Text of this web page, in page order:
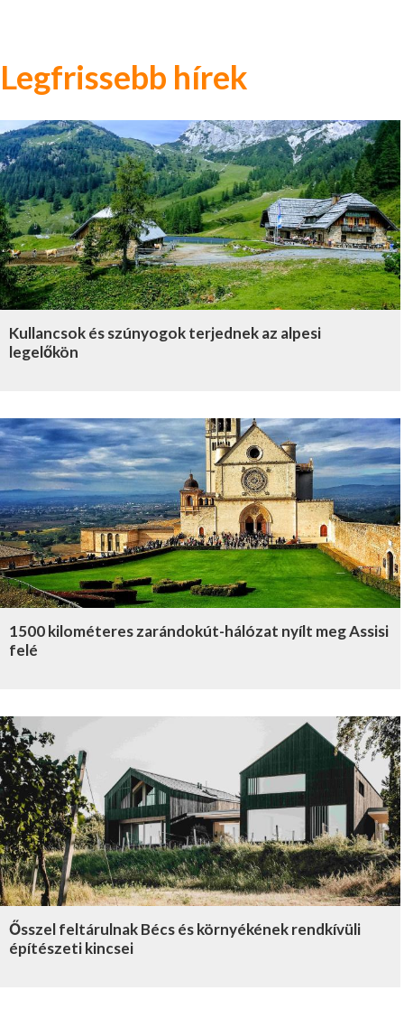
Legfrissebb hírek
Kullancsok és szúnyogok terjednek az alpesi
legelőkön
1500 kilométeres zarándokút-hálózat nyílt meg Assisi
felé
Ősszel feltárulnak Bécs és környékének rendkívüli
építészeti kincsei